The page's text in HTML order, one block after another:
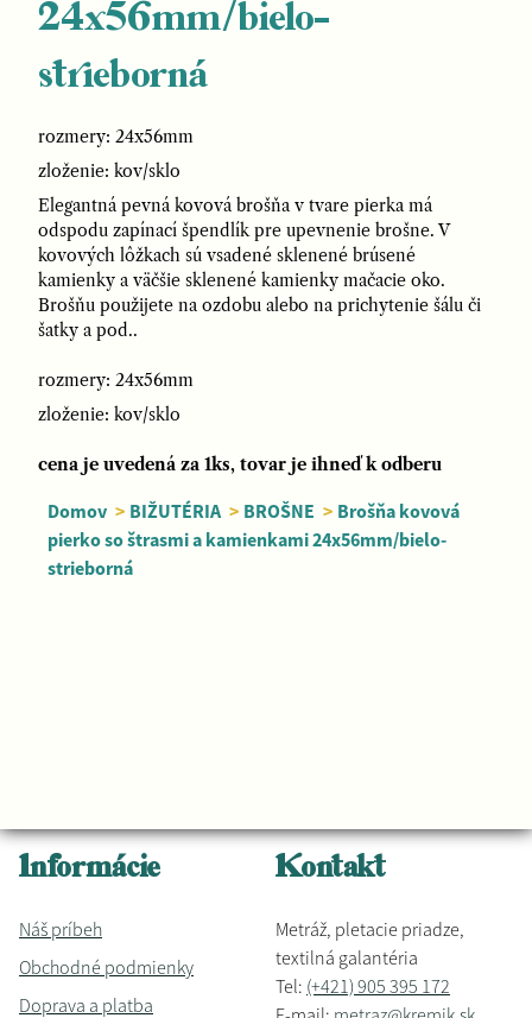
24x56mm/bielo-
strieborná
rozmery: 24x56mm
zloženie: kov/sklo
Elegantná pevná kovová brošňa v tvare pierka má
odspodu zapínací špendlík pre upevnenie brošne. V
kovových lôžkach sú vsadené sklenené brúsené
kamienky a väčšie sklenené kamienky mačacie oko.
Brošňu použijete na ozdobu alebo na prichytenie šálu či
šatky a pod..
rozmery: 24x56mm
zloženie: kov/sklo
cena je uvedená za 1ks, tovar je ihneď k odberu
Domov > BIŽUTÉRIA > BROŠNE > Brošňa kovová
pierko so štrasmi a kamienkami 24x56mm/bielo-
strieborná
Informácie
Náš príbeh
Obchodné podmienky
Doprava a platba
Kontakt
Metráž, pletacie priadze,
textilná galantéria
Tel: (+421) 905 395 172